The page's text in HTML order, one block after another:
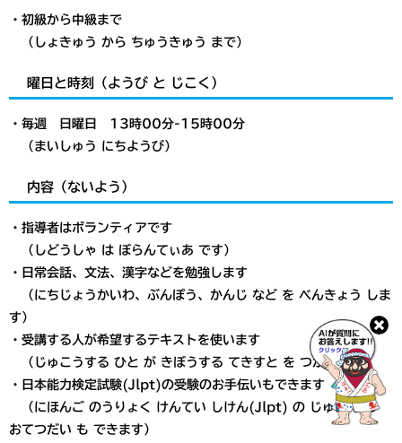
・初級から中級まで
（しょきゅう から ちゅうきゅう まで）
曜日と時刻（ようび と じこく）
・毎週 日曜日 13時00分-15時00分
（まいしゅう にちようび）
内容（ないよう）
・指導者はボランティアです
（しどうしゃ は ぼらんてぃあ です）
・日常会話、文法、漢字などを勉強します
（にちじょうかいわ、ぶんぽう、かんじ など を べんきょう しま
す）
・受講する人が希望するテキストを使います
（じゅこうする ひと が きぼうする てきすと を つかいます）
・日本能力検定試験(Jlpt)の受験のお手伝いもできます
（にほんご のうりょく けんてい しけん(Jlpt) の じゅけん の
おてつだい も できます）